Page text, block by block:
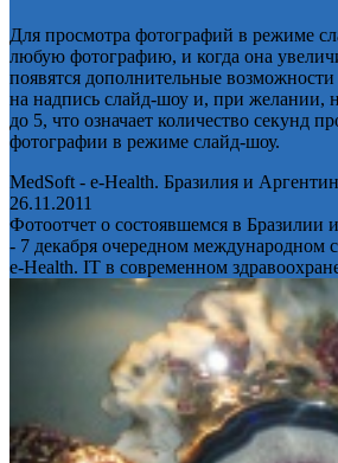
Для просмотра фотографий в режиме
любую фотографию, и когда она
появятся дополнительные
на надпись слайд-шоу и, при желании,
до 5, что означает количество секунд
фотографии в режиме слайд-шоу.
MedSoft - e-Health. Бразилия и
26.11.2011
Фотоотчет о состоявшемся в Бразилии
- 7 декабря очередном международном
e-Health. IT в современном